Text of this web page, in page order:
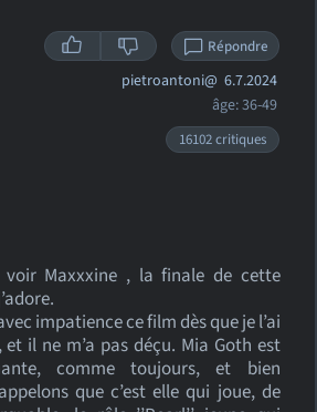
Répondre
pietroantoni@ 6.7.2024
âge: 36-49
16102 critiques
Maxxxine , la finale de cette
impatience ce film dès que je l’ai
il ne m’a pas déçu. Mia Goth est
comme toujours, et bien
que c’est elle qui joue, de